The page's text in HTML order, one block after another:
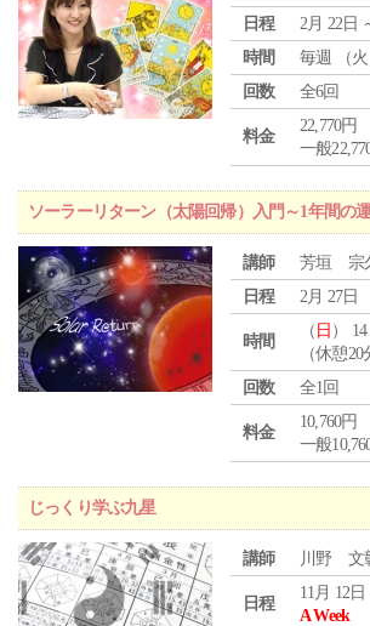
日程
2月 22日
時間
毎週 （火
回数
全6回
料金
22,770円
一般
ソーラーリターン（太陽回帰）入門～1年間の
講師
芳垣 宗
日程
2月 27日
時間
（ 日 ）
（休憩20
回数
全1回
料金
10,760円
一般
じっくり学ぶ九星
講師 川野 文
日程
11月 12
A Week